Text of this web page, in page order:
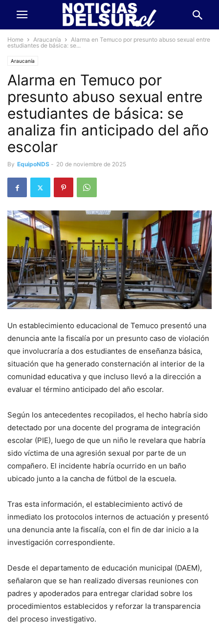
Home Araucanía
Alarma en Temuco por presunto abuso sexual entre
estudiantes de básica: se...
Araucanía
Alarma en Temuco por
presunto abuso sexual entre
estudiantes de básica: se
analiza fin anticipado del año
escolar
By EquipoNDS - 20 de noviembre de 2025
Un establecimiento educacional de Temuco presentó una
denuncia ante la fiscalía por un presunto caso de violación
que involucraría a dos estudiantes de enseñanza básica,
situación que ha generado consternación al interior de la
comunidad educativa y que incluso llevó a la dirección a
evaluar el término anticipado del año escolar.
Según los antecedentes recopilados, el hecho habría sido
detectado por una docente del programa de integración
escolar (PIE), luego de que un niño le revelara que habría
sido víctima de una agresión sexual por parte de un
compañero. El incidente habría ocurrido en un baño
ubicado junto a la cancha de fútbol de la escuela.
Tras esta información, el establecimiento activó de
inmediato los protocolos internos de actuación y presentó
una denuncia ante la fiscalía, con el fin de dar inicio a la
investigación correspondiente.
Desde el departamento de educación municipal (DAEM),
señalaron que se han realizado diversas reuniones con
padres y apoderados para entregar claridad sobre los
procedimientos establecidos y reforzar la transparencia
del proceso investigativo.